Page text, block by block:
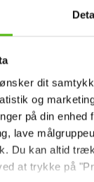
ønsker dit
og
på din
lave
Du kan altid
at trykke på